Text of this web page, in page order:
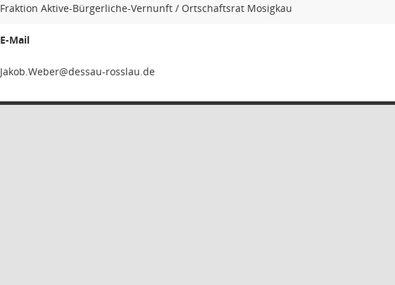
Fraktion Aktive-Bürgerliche-Vernunft / Ortschaftsrat Mosigkau
E-Mail
rebeW